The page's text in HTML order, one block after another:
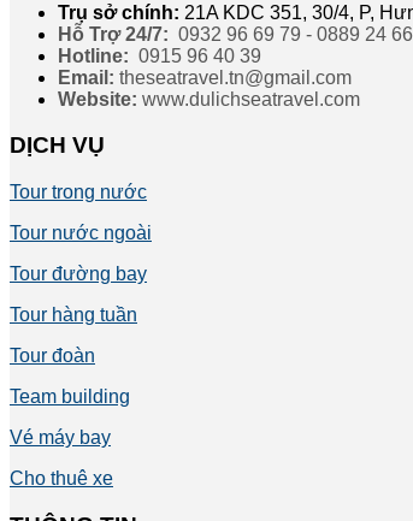
Trụ sở chính: 21A KDC 351, 30/4, P,
Hỗ Trợ 24/7: 0932 96 69 79 - 0889 24
Hotline: 0915 96 40 39
Email: theseatravel.tn@gmail.com
Website: www.dulichseatravel.com
DỊCH VỤ
Tour trong nước
Tour nước ngoài
Tour đường bay
Tour hàng tuần
Tour đoàn
Team building
Vé máy bay
Cho thuê xe